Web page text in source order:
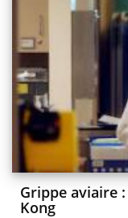
Grippe aviaire
Kong